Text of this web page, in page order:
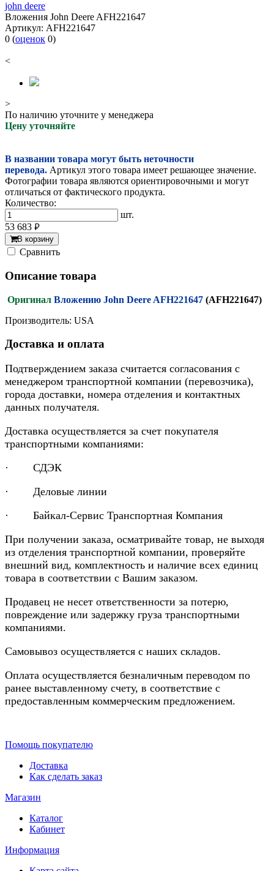
john deere
Вложения John Deere AFH221647
Артикул: AFH221647
0 (оценок 0)
<
>
По наличию уточните у менеджера
Цену уточняйте
В названии товара могут быть неточности
перевода. Артикул этого товара имеет решающее значение.
Фотографии товара являются ориентировочными и могут
отличаться от фактического продукта.
Количество:
шт.
53 683 руб.
В корзину
Cравнить
Описание товара
Оригинал Вложению John Deere AFH221647 (AFH221647)
Производитель: USA
Доставка и оплата
Подтверждением заказа считается согласования с
менеджером транспортной компании (перевозчика),
города доставки, номера отделения и контактных
данных получателя.
Доставка осуществляется за счет покупателя
транспортными компаниями:
· СДЭК
· Деловые линии
· Байкал-Сервис Транспортная Компания
При получении заказа, осматривайте товар, не выходя
из отделения транспортной компании, проверяйте
внешний вид, комплектность и наличие всех единиц
товара в соответствии с Вашим заказом.
Продавец не несет ответственности за потерю,
повреждение или задержку груза транспортными
компаниями.
Самовывоз осуществляется с наших складов.
Оплата осуществляется безналичным переводом по
ранее выставленному счету, в соответствие с
предоставленным коммерческим предложением.
Помощь покупателю
Доставка
Как сделать заказ
Магазин
Каталог
Кабинет
Информация